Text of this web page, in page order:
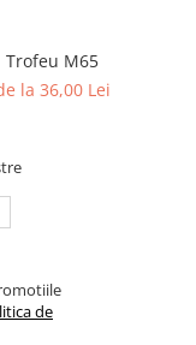
Trofeu M65
la 36,00 Lei
de